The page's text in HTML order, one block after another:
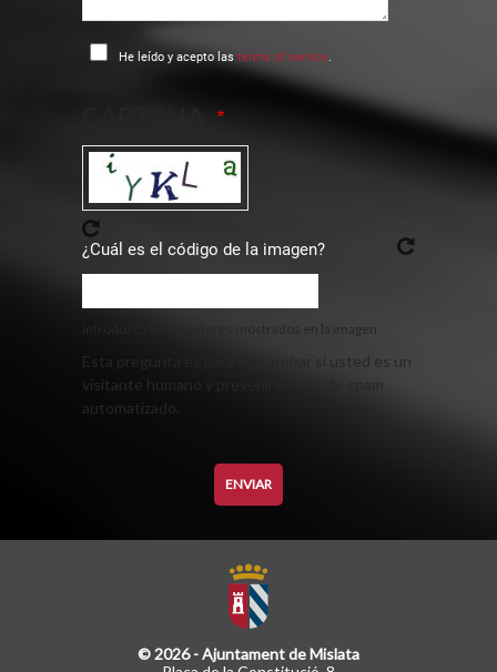
He leído y acepto las terms of service.
¿Cuál es el código de la imagen?
Introduzca los caracteres mostrados en la imagen.
Esta pregunta es para comprobar si usted es un
visitante humano y prevenir envíos de spam
automatizado.
© 2026 - Ajuntament de Mislata